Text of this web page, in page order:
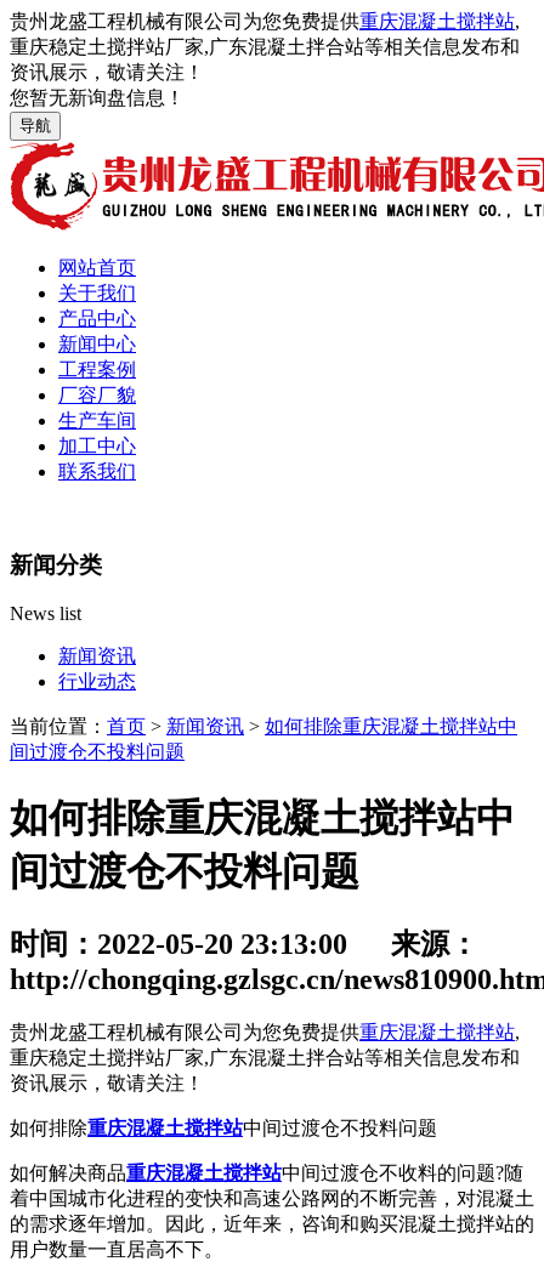
贵州龙盛工程机械有限公司为您免费提供重庆混凝土搅拌站,
重庆稳定土搅拌站厂家,广东混凝土拌合站等相关信息发布和
资讯展示，敬请关注！
您暂无新询盘信息！
导航
网站首页
关于我们
产品中心
新闻中心
工程案例
厂容厂貌
生产车间
加工中心
联系我们
新闻分类
News list
新闻资讯
行业动态
当前位置： 首页 > 新闻资讯 > 如何排除重庆混凝土搅拌站中
间过渡仓不投料问题
如何排除重庆混凝土搅拌站中
间过渡仓不投料问题
时间：2022-05-20 23:13:00 来源：
http://chongqing.gzlsgc.cn/
贵州龙盛工程机械有限公司为您免费提供重庆混凝土搅拌站,
重庆稳定土搅拌站厂家,广东混凝土拌合站等相关信息发布和
资讯展示，敬请关注！
如何排除重庆混凝土搅拌站中间过渡仓不投料问题
如何解决商品重庆混凝土搅拌站中间过渡仓不收料的问题?随
着中国城市化进程的变快和高速公路网的不断完善，对混凝土
的需求逐年增加。因此，近年来，咨询和购买混凝土搅拌站的
用户数量一直居高不下。